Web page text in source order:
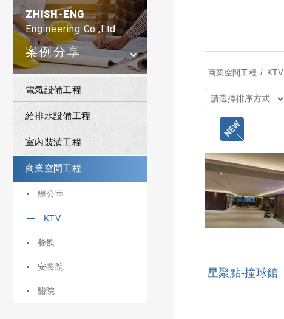
ZHISH-ENG
Engineering Co.,Ltd
案例分享
電氣設備工程
給排水設備工程
室內裝潢工程
商業空間工程
辦公室
KTV
餐飲
安養院
醫院
商業空間工程 KTV
星聚點-撞球館